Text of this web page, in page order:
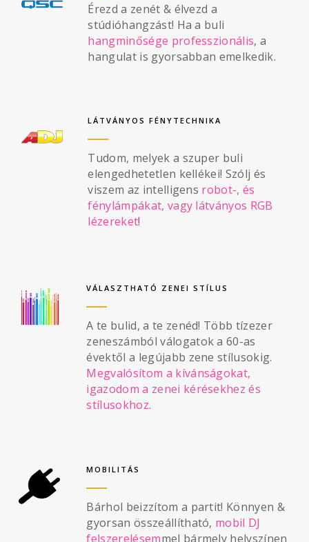
Érezd a zenét & élvezd a
stúdióhangzást! Ha a buli
hangminősége professzionális, a
hangulat is gyorsabban emelkedik.
LÁTVÁNYOS FÉNYTECHNIKA
Tudom, melyek a szuper buli
elengedhetetlen kellékei! Szólj és
viszem az intelligens robot-, és
fénylámpákat, vagy látványos RGB
lézereket!
VÁLASZTHATÓ ZENEI STÍLUS
A te bulid, a te zenéd! Több tízezer
zeneszámból válogatok a 60-as
évektől a legújabb zene stílusokig.
Megvalósítom a kívánságokat,
igazodom a zenei kérésekhez és
stílusokhoz.
MOBILITÁS
Bárhol beizzítom a partit! Könnyen &
gyorsan összeállítható, mobil DJ
felszerelésemmel bármely helyszínen